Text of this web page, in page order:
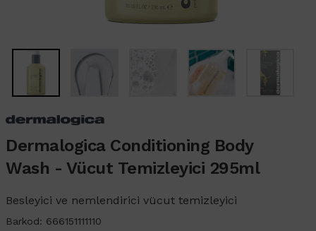
Dermalogica Conditioning Body
Wash - Vücut Temizleyici 295ml
Besleyici ve nemlendirici vücut temizleyici
Barkod: 666151111110